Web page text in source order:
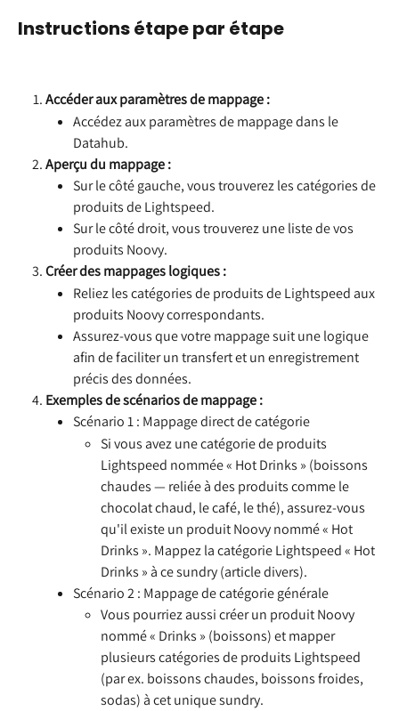
Instructions étape par étape
Accéder aux paramètres de mappage :
Accédez aux paramètres de mappage dans le
Datahub.
Aperçu du mappage :
Sur le côté gauche, vous trouverez les catégories de
produits de Lightspeed.
Sur le côté droit, vous trouverez une liste de vos
produits Noovy.
Créer des mappages logiques :
Reliez les catégories de produits de Lightspeed aux
produits Noovy correspondants.
Assurez-vous que votre mappage suit une logique
afin de faciliter un transfert et un enregistrement
précis des données.
Exemples de scénarios de mappage :
Scénario 1 : Mappage direct de catégorie
Si vous avez une catégorie de produits
Lightspeed nommée « Hot Drinks » (boissons
chaudes — reliée à des produits comme le
chocolat chaud, le café, le thé), assurez-vous
qu'il existe un produit Noovy nommé « Hot
Drinks ». Mappez la catégorie Lightspeed « Hot
Drinks » à ce sundry (article divers).
Scénario 2 : Mappage de catégorie générale
Vous pourriez aussi créer un produit Noovy
nommé « Drinks » (boissons) et mapper
plusieurs catégories de produits Lightspeed
(par ex. boissons chaudes, boissons froides,
sodas) à cet unique sundry.